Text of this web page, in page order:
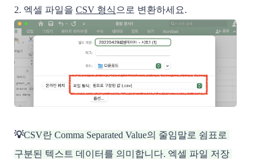
2. 엑셀 파일을 CSV 형식 으로 변환하세요.
💡CSV란 Comma Separated Value의 줄임말로 쉼표로
구분된 텍스트 데이터를 의미합니다. 엑셀 파일 저장